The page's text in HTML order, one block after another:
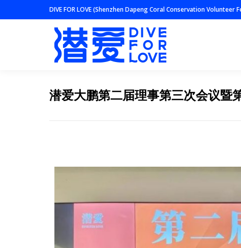
DIVE FOR LOVE (Shenzhen Dapeng Coral Conservation Volunteer
潜爱大鹏第二届理事第三次会议暨